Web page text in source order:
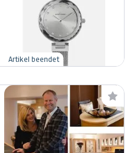
Artikel beendet